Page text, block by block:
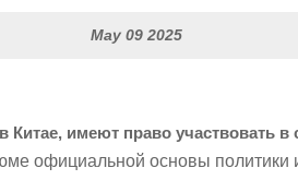
May 09 2025
имеют право участвовать
официальной основы политики